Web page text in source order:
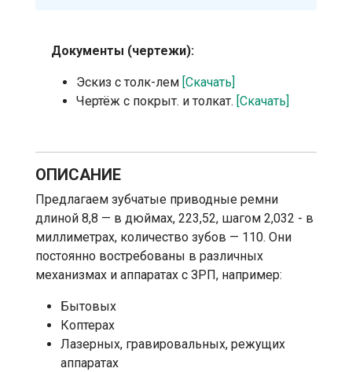
Документы (чертежи):
Эскиз с толк-лем [Скачать]
Чертёж с покрыт. и толкат. [Скачать]
ОПИСАНИЕ
Предлагаем зубчатые приводные ремни
длиной 8,8 — в дюймах, 223,52, шагом 2,032 - в
миллиметрах, количество зубов — 110. Они
постоянно востребованы в различных
механизмах и аппаратах с ЗРП, например:
Бытовых
Коптерах
Лазерных, гравировальных, режущих
аппаратах